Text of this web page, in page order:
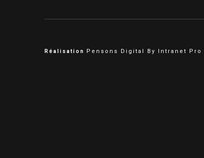
Réalisation Pensons Digital By Intranet Pro